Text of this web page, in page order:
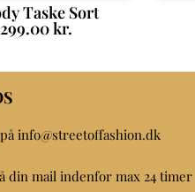
Taske Sort
299.00kr.
info@streetoffashion.dk
din mail indenfor max 24 timer